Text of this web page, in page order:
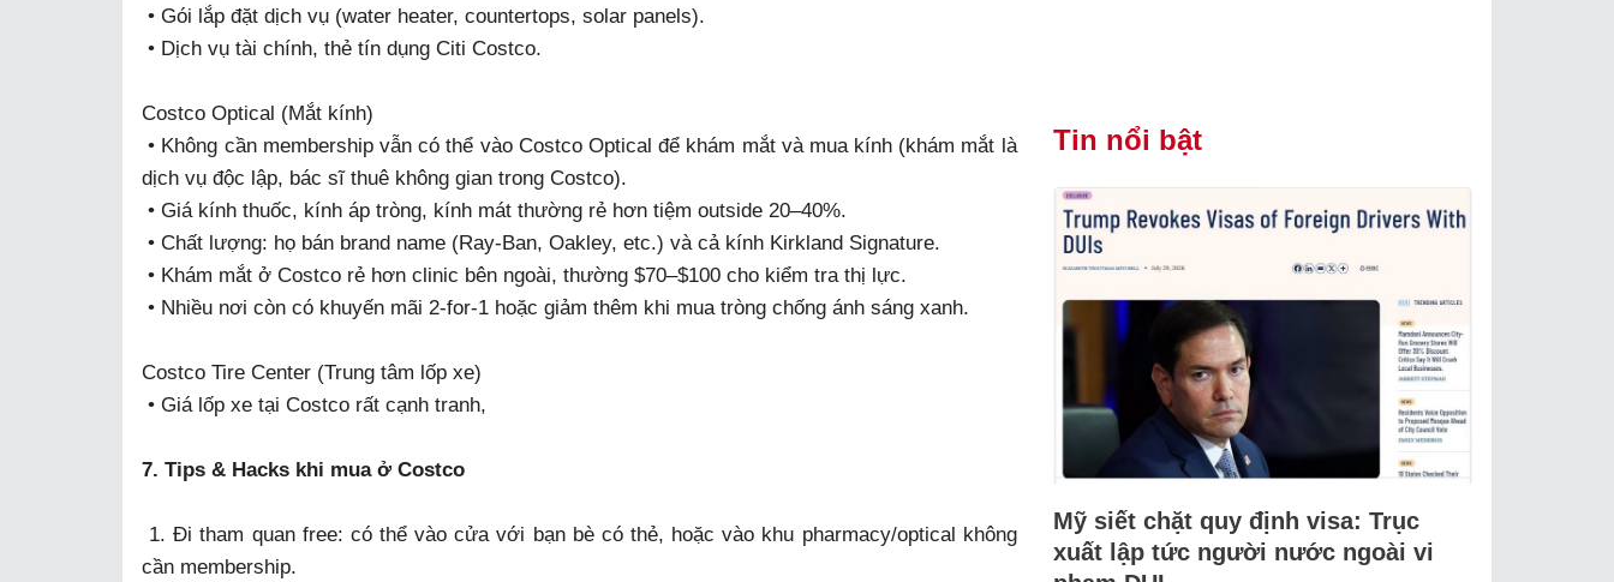
• Gói lắp đặt dịch vụ (water heater, countertops, solar panels).
• Dịch vụ tài chính, thẻ tín dụng Citi Costco.
Costco Optical (Mắt kính)
• Không cần membership vẫn có thể vào Costco Optical để khám mắt và mua kính (khám mắt là
dịch vụ độc lập, bác sĩ thuê không gian trong Costco).
• Giá kính thuốc, kính áp tròng, kính mát thường rẻ hơn tiệm outside 20–40%.
• Chất lượng: họ bán brand name (Ray-Ban, Oakley, etc.) và cả kính Kirkland Signature.
• Khám mắt ở Costco rẻ hơn clinic bên ngoài, thường $70–$100 cho kiểm tra thị lực.
• Nhiều nơi còn có khuyến mãi 2-for-1 hoặc giảm thêm khi mua tròng chống ánh sáng xanh.
Costco Tire Center (Trung tâm lốp xe)
• Giá lốp xe tại Costco rất cạnh tranh,
7. Tips & Hacks khi mua ở Costco
1. Đi tham quan free: có thể vào cửa với bạn bè có thẻ, hoặc vào khu pharmacy/optical không
cần membership.
Tin nổi bật
Mỹ siết chặt quy định visa: Trục
xuất lập tức người nước ngoài vi